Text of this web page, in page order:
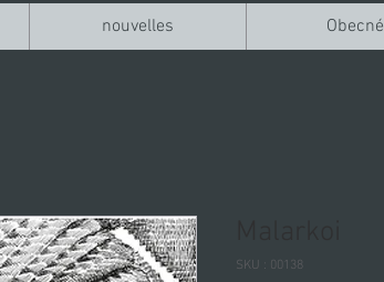
nouvelles Obecné
SKU : 00138